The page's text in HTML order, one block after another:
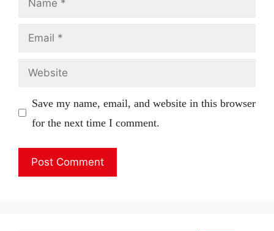
Email
Website
Save my name, email, and website in this browser
for the next time I comment.